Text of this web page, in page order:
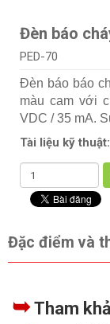
Đèn báo
PED-70
Đèn báo báo
màu cam với
VDC / 35 mA.
Tài liệu kỹ thuật:
Đặc điểm và
➥Tham